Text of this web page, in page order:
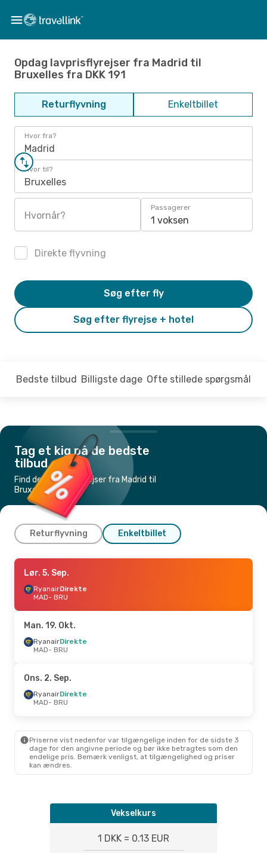
Opdag lavprisflyrejser fra Madrid til
Bruxelles fra DKK 191
Returflyvning Enkeltbillet
Hvor fra?
Madrid
Hvor til?
Bruxelles
Hvornår?
Passagerer
1 voksen
Direkte flyvning
Søg efter flyrejse + hotel
Søg efter fly
Bedste tilbud Billigste dage Ofte stillede spørgsmål
Tag et kig på de bedste
tilbud
Find de billigste flyrejser fra Madrid til
Bruxelles
Returflyvning Enkeltbillet
Tor. 10. Sep.
RyanairDirekte
MAD- BRU
BRU- MAD
Fre. 28. Aug.- Tir. 1. Sep.
RyanairDirekte
BRU- MAD
MAD
- BRU
Ryanair Direkte
BRU- MAD
Lør. 5. Sep.
RyanairDirekte
MAD- BRU
Man. 19. Okt.
RyanairDirekte
MAD- BRU
Ons. 2. Sep.
RyanairDirekte
MAD- BRU
Priserne vist nedenfor var tilgængelige inden for de sidste 3
dage for den angivne periode og bør ikke betragtes som den
endelige pris. Bemærk venligst, at tilgængelighed og priser
kan ændres.
Vekselkurs
1 DKK = 0.13 EUR